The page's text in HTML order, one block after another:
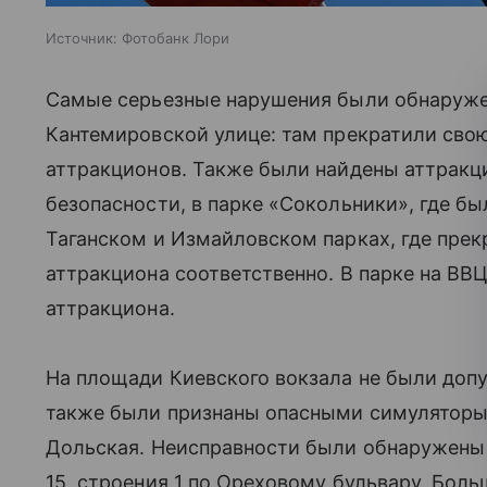
Источник: Фотобанк Лори
Самые серьезные нарушения были
Кантемировской улице: там прекратили
аттракционов. Также были найдены
безопасности, в парке «Сокольники», где
Таганском и Измайловском парках, где
аттракциона соответственно. В парке на
аттракциона.
На площади Киевского вокзала не были
также были признаны опасными
Дольская. Неисправности были
15, строения 1 по Ореховому бульвару.